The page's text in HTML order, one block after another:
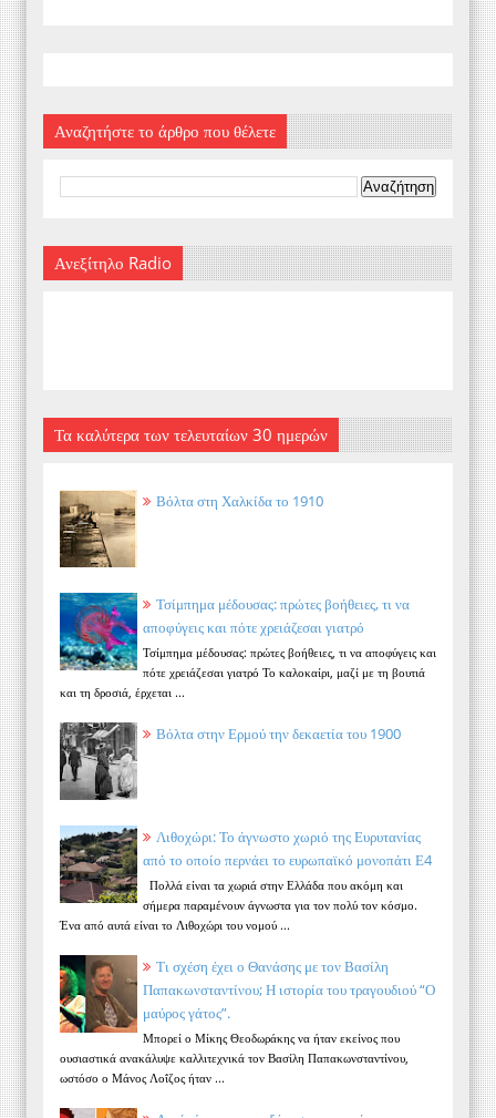
Αναζητήστε το άρθρο που θέλετε
Ανεξίτηλο Radio
Τα καλύτερα των τελευταίων 30 ημερών
Βόλτα στη Χαλκίδα το 1910
Τσίμπημα μέδουσας: πρώτες βοήθειες, τι να
αποφύγεις και πότε χρειάζεσαι γιατρό
Τσίμπημα μέδουσας: πρώτες βοήθειες, τι να αποφύγεις και
πότε χρειάζεσαι γιατρό Το καλοκαίρι, μαζί με τη βουτιά
και τη δροσιά, έρχεται ...
Βόλτα στην Ερμού την δεκαετία του 1900
Λιθοχώρι: Το άγνωστο χωριό της Ευρυτανίας
από το οποίο περνάει το ευρωπαϊκό μονοπάτι Ε4
Πολλά είναι τα χωριά στην Ελλάδα που ακόμη και
σήμερα παραμένουν άγνωστα για τον πολύ τον κόσμο.
Ένα από αυτά είναι το Λιθοχώρι του νομού ...
Τι σχέση έχει ο Θανάσης με τον Βασίλη
Παπακωνσταντίνου; Η ιστορία του τραγουδιού “Ο
μαύρος γάτος”.
Μπορεί ο Μίκης Θεοδωράκης να ήταν εκείνος που
ουσιαστικά ανακάλυψε καλλιτεχνικά τον Βασίλη Παπακωνσταντίνου,
ωστόσο ο Μάνος Λοΐζος ήταν ...